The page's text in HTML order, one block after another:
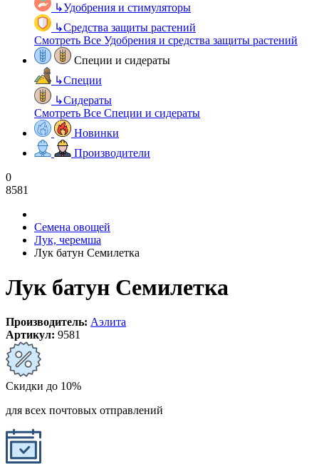
↳Удобрения и стимуляторы
↳Средства защиты растений
Смотреть Все Удобрения и средства защиты растений
Специи и сидераты
↳Специи
↳Сидераты
Смотреть Все Специи и сидераты
Новинки
Производители
0
8581
Семена овощей
Лук, черемша
Лук батун Семилетка
Лук батун Семилетка
Производитель: Аэлита
Артикул: 9581
Скидки до 10%
для всех почтовых отправлений